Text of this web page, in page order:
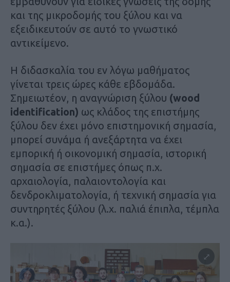
και της μικροδομής του ξύλου και να
εξειδικευτούν σε αυτό το γνωστικό
αντικείμενο.
Η διδασκαλία του εν λόγω μαθήματος
γίνεται τρεις ώρες κάθε εβδομάδα.
Σημειωτέον, η αναγνώριση ξύλου (wood
identification) ως κλάδος της επιστήμης
ξύλου δεν έχει μόνο επιστημονική σημασία,
μπορεί συνάμα ή ανεξάρτητα να έχει
εμπορική ή οικονομική σημασία, ιστορική
σημασία σε επιστήμες όπως π.χ.
αρχαιολογία, παλαιοντολογία και
δενδροκλιματολογία, ή τεχνική σημασία για
συντηρητές ξύλου (λ.χ. παλιά έπιπλα, τέμπλα
κ.α.).